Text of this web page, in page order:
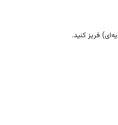
فریز کنید.